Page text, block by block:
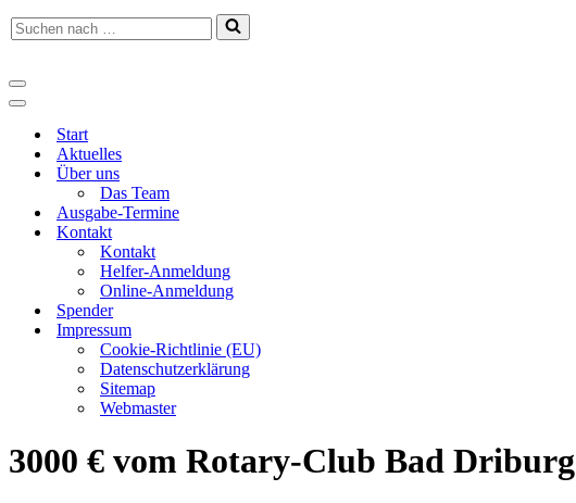
Suchen
nach …
Navigationsmenü
Navigationsmenü
Start
Aktuelles
Über uns
Das Team
Ausgabe-Termine
Kontakt
Kontakt
Helfer-Anmeldung
Online-Anmeldung
Spender
Impressum
Cookie-Richtlinie (EU)
Datenschutzerklärung
Sitemap
Webmaster
3000 € vom Rotary-Club Bad Driburg